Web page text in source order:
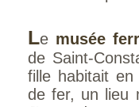
Le musée
de Saint-
fille habitait en
de fer, un lieu